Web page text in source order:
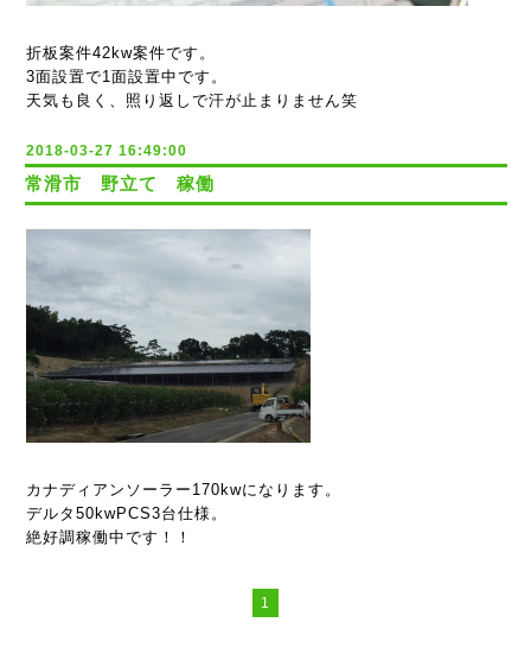
折板案件42kw案件です。
3面設置で1面設置中です。
天気も良く、照り返しで汗が止まりません笑
2018-03-27 16:49:00
常滑市 野立て 稼働
カナディアンソーラー170kwになります。
デルタ50kwPCS3台仕様。
絶好調稼働中です！！
1